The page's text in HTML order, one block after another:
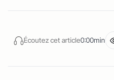
Écoutez cet article0:00min